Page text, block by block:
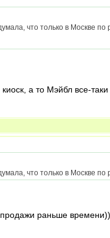
что только в Москве
а то Мэйбл все-
что только в Москве
продажи раньше времени))